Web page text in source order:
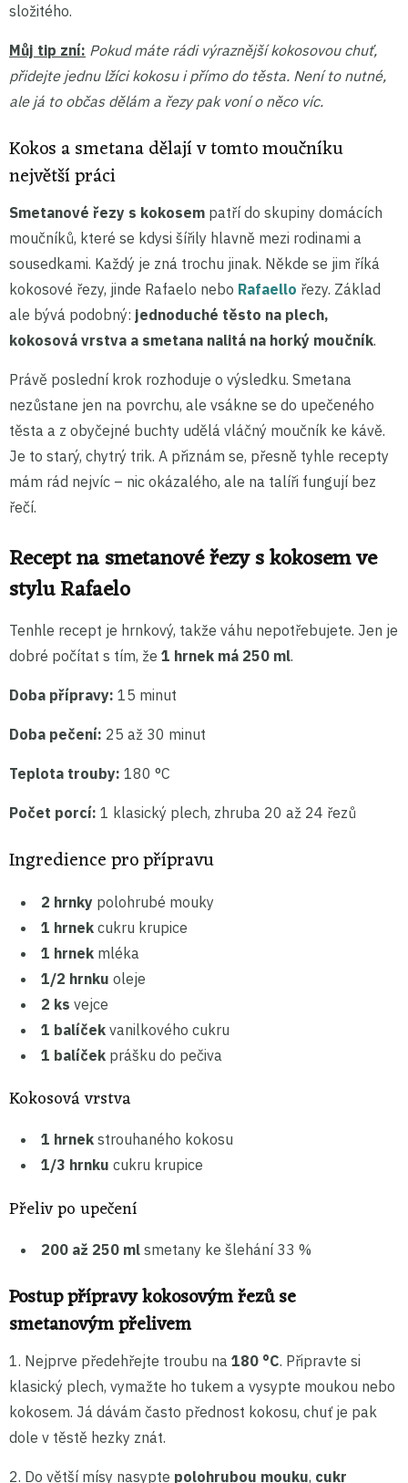
složitého.
Můj tip zní: Pokud máte rádi výraznější kokosovou chuť,
přidejte jednu lžíci kokosu i přímo do těsta. Není to nutné,
ale já to občas dělám a řezy pak voní o něco víc.
Kokos a smetana dělají v tomto moučníku
největší práci
Smetanové řezy s kokosem patří do skupiny domácích
moučníků, které se kdysi šířily hlavně mezi rodinami a
sousedkami. Každý je zná trochu jinak. Někde se jim říká
kokosové řezy, jinde Rafaelo nebo Rafaello řezy. Základ
ale bývá podobný: jednoduché těsto na plech,
kokosová vrstva a smetana nalitá na horký moučník.
Právě poslední krok rozhoduje o výsledku. Smetana
nezůstane jen na povrchu, ale vsákne se do upečeného
těsta a z obyčejné buchty udělá vláčný moučník ke kávě.
Je to starý, chytrý trik. A přiznám se, přesně tyhle recepty
mám rád nejvíc – nic okázalého, ale na talíři fungují bez
řečí.
Recept na smetanové řezy s kokosem ve
stylu Rafaelo
Tenhle recept je hrnkový, takže váhu nepotřebujete. Jen je
dobré počítat s tím, že 1 hrnek má 250 ml.
Doba přípravy: 15 minut
Doba pečení: 25 až 30 minut
Teplota trouby: 180 °C
Počet porcí: 1 klasický plech, zhruba 20 až 24 řezů
Ingredience pro přípravu
2 hrnky polohrubé mouky
1 hrnek cukru krupice
1 hrnek mléka
1/2 hrnku oleje
2 ks vejce
1 balíček vanilkového cukru
1 balíček prášku do pečiva
Kokosová vrstva
1 hrnek strouhaného kokosu
1/3 hrnku cukru krupice
Přeliv po upečení
200 až 250 ml smetany ke šlehání 33 %
Postup přípravy kokosovým řezů se
smetanovým přelivem
1. Nejprve předehřejte troubu na 180 °C. Připravte si
klasický plech, vymažte ho tukem a vysypte moukou nebo
kokosem. Já dávám často přednost kokosu, chuť je pak
dole v těstě hezky znát.
2. Do větší mísy nasypte polohrubou mouku, cukr